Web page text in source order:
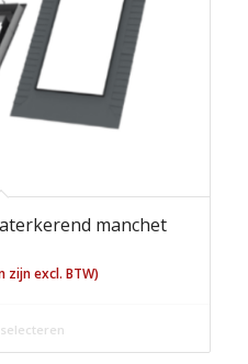
manchet
zijn excl. BTW)